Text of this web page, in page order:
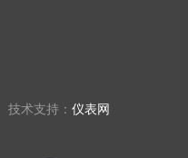
术支持： 仪表网